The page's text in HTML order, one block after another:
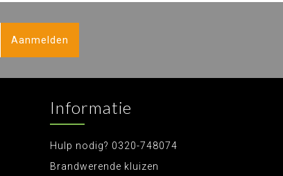
Aanmelden
Informatie
Hulp nodig? 0320-748074
Brandwerende kluizen